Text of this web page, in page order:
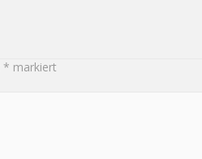
* markiert